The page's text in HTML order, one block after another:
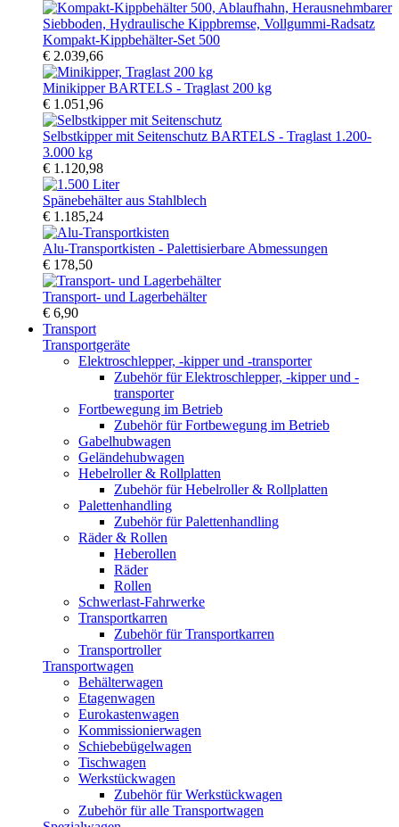
Kompakt-Kippbehälter-Set 500
€ 2.039,66
Minikipper BARTELS - Traglast 200 kg
€ 1.051,96
Selbstkipper mit Seitenschutz BARTELS - Traglast 1.200-
3.000 kg
€ 1.120,98
Spänebehälter aus Stahlblech
€ 1.185,24
Alu-Transportkisten - Palettisierbare Abmessungen
€ 178,50
Transport- und Lagerbehälter
€ 6,90
Transport
Transportgeräte
Elektroschlepper, -kipper und -transporter
Zubehör für Elektroschlepper, -kipper und -
transporter
Fortbewegung im Betrieb
Zubehör für Fortbewegung im Betrieb
Gabelhubwagen
Geländehubwagen
Hebelroller & Rollplatten
Zubehör für Hebelroller & Rollplatten
Palettenhandling
Zubehör für Palettenhandling
Räder & Rollen
Heberollen
Räder
Rollen
Schwerlast-Fahrwerke
Transportkarren
Zubehör für Transportkarren
Transportroller
Transportwagen
Behälterwagen
Etagenwagen
Eurokastenwagen
Kommissionierwagen
Schiebebügelwagen
Tischwagen
Werkstückwagen
Zubehör für Werkstückwagen
Zubehör für alle Transportwagen